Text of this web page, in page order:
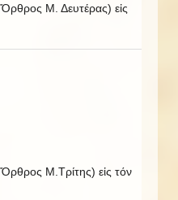
Μ. Δευτέρας) εἰς
Μ.Τρίτης) εἰς τόν